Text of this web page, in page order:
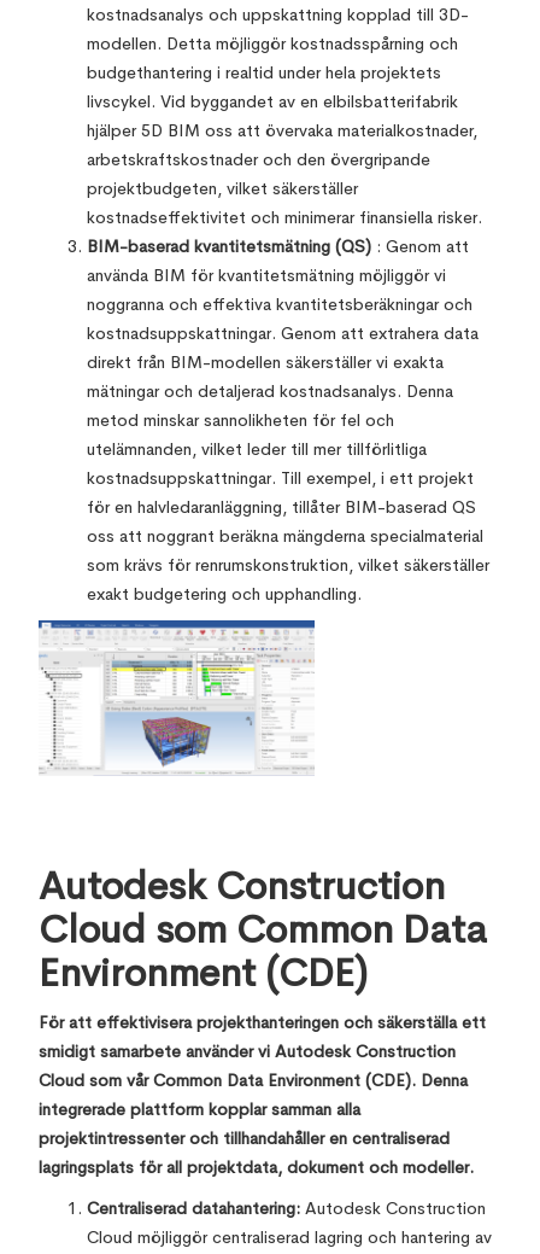
kostnadsanalys och uppskattning kopplad till 3D-
modellen. Detta möjliggör kostnadsspårning och
budgethantering i realtid under hela projektets
livscykel. Vid byggandet av en elbilsbatterifabrik
hjälper 5D BIM oss att övervaka materialkostnader,
arbetskraftskostnader och den övergripande
projektbudgeten, vilket säkerställer
kostnadseffektivitet och minimerar finansiella risker.
BIM-baserad kvantitetsmätning (QS) : Genom att
använda BIM för kvantitetsmätning möjliggör vi
noggranna och effektiva kvantitetsberäkningar och
kostnadsuppskattningar. Genom att extrahera data
direkt från BIM-modellen säkerställer vi exakta
mätningar och detaljerad kostnadsanalys. Denna
metod minskar sannolikheten för fel och
utelämnanden, vilket leder till mer tillförlitliga
kostnadsuppskattningar. Till exempel, i ett projekt
för en halvledaranläggning, tillåter BIM-baserad QS
oss att noggrant beräkna mängderna specialmaterial
som krävs för renrumskonstruktion, vilket säkerställer
exakt budgetering och upphandling.
Autodesk Construction
Cloud som Common Data
Environment (CDE)
För att effektivisera projekthanteringen och säkerställa ett
smidigt samarbete använder vi Autodesk Construction
Cloud som vår Common Data Environment (CDE). Denna
integrerade plattform kopplar samman alla
projektintressenter och tillhandahåller en centraliserad
lagringsplats för all projektdata, dokument och modeller.
Centraliserad datahantering: Autodesk Construction
Cloud möjliggör centraliserad lagring och hantering av